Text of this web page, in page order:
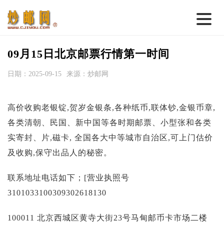
首 页
名家综述
热点话题
邮币卡苑
09月15日北京邮票行情第一时间
日期：2025-09-15 来源：炒邮网
高价收购老银锭,贺岁金银条,各种纸币,联体钞,金银币章,
各类清朝、民国、新中国等各时期邮票、小型张和各类
实寄封、片,磁卡, 全国各大中等城市自治区,可上门估价
及收购,保守出品人的秘密。
联系地址电话如下；[营业执照号
3101033100309302618130
100011 北京西城区黄寺大街23号马甸邮币卡市场二楼